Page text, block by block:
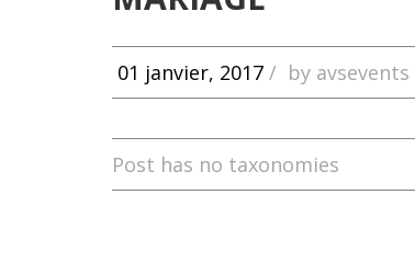
01 janvier, 2017 / by avsevents
Post has no taxonomies